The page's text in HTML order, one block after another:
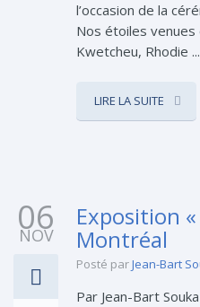
l’occasion de la
Nos étoiles venues
Kwetcheu, Rhodie ...
LIRE LA SUITE
06
NOV
Exposition
Montréal
Posté parJean-Bart
Par Jean-Bart